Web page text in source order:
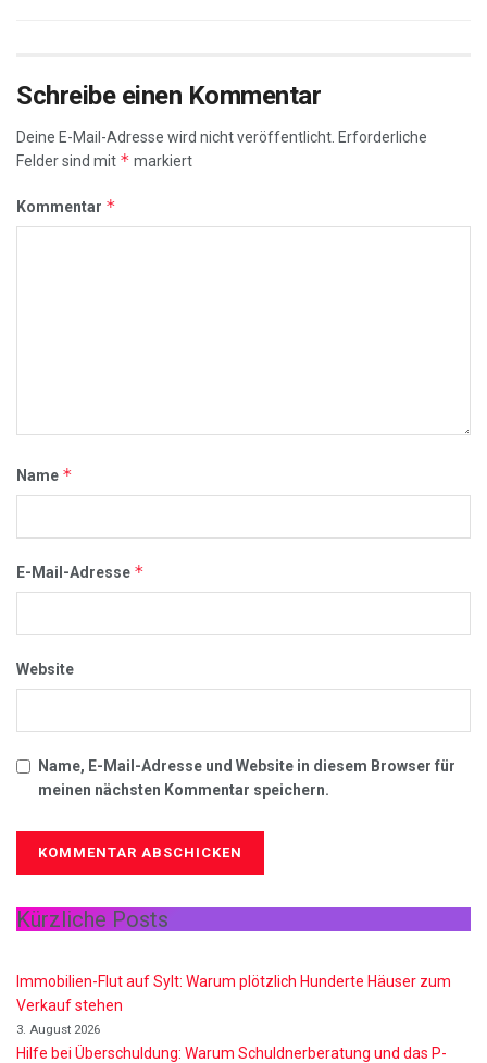
Schreibe einen Kommentar
Deine E-Mail-Adresse wird nicht veröffentlicht. Erforderliche
Felder sind mit * markiert
Kommentar *
Name *
E-Mail-Adresse *
Website
Name, E-Mail-Adresse und Website in diesem Browser für
meinen nächsten Kommentar speichern.
Kürzliche Posts
Immobilien-Flut auf Sylt: Warum plötzlich Hunderte Häuser zum
Verkauf stehen
3. August 2026
Hilfe bei Überschuldung: Warum Schuldnerberatung und das P-